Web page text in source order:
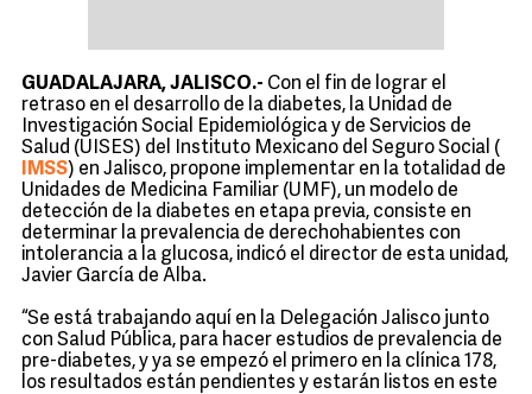
GUADALAJARA, JALISCO.- Con el fin de lograr el
retraso en el desarrollo de la diabetes, la Unidad de
Investigación Social Epidemiológica y de Servicios de
Salud (UISES) del Instituto Mexicano del Seguro Social (
IMSS) en Jalisco, propone implementar en la totalidad de
Unidades de Medicina Familiar (UMF), un modelo de
detección de la diabetes en etapa previa, consiste en
determinar la prevalencia de derechohabientes con
intolerancia a la glucosa, indicó el director de esta unidad,
Javier García de Alba.
“Se está trabajando aquí en la Delegación Jalisco junto
con Salud Pública, para hacer estudios de prevalencia de
pre-diabetes, y ya se empezó el primero en la clínica 178,
los resultados están pendientes y estarán listos en este